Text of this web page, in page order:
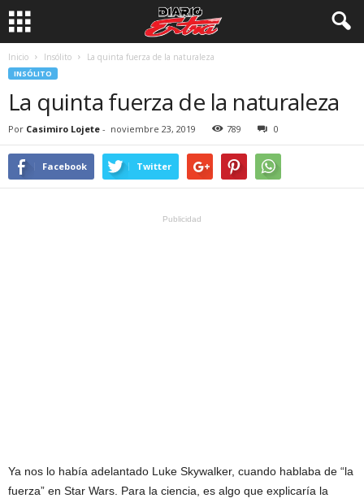
Inicio Insólito La quinta fuerza de la naturaleza
INSÓLITO
La quinta fuerza de la naturaleza
Por Casimiro Lojete - noviembre 23, 2019 789 0
Facebook Twitter
Publicidad
Ya nos lo había adelantado Luke Skywalker, cuando hablaba de “la
fuerza” en Star Wars. Para la ciencia, es algo que explicaría la